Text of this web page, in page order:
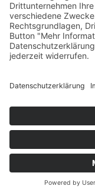
★★★★★
nichts –
mehreren
Mehr
Rückruf